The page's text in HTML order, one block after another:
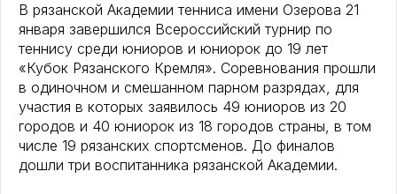
В рязанской Академии тенниса имени Озерова 21
января завершился Всероссийский турнир по
теннису среди юниоров и юниорок до 19 лет
«Кубок Рязанского Кремля». Соревнования прошли
в одиночном и смешанном парном разрядах, для
участия в которых заявилось 49 юниоров из 20
городов и 40 юниорок из 18 городов страны, в том
числе 19 рязанских спортсменов. До финалов
дошли три воспитанника рязанской Академии.